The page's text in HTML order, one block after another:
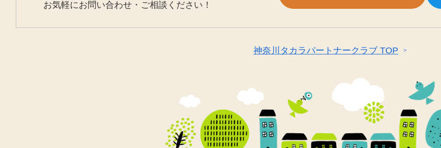
お気軽にお問い合わせ・ご相談ください！
神奈川タカラパートナークラブ TOP ＞